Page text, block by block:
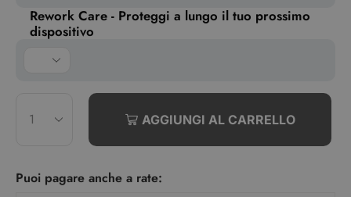
Rework Care - Proteggi a lungo il tuo prossimo
dispositivo
AGGIUNGI AL CARRELLO
Puoi pagare anche a rate: